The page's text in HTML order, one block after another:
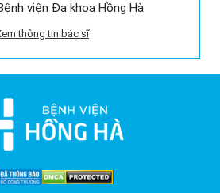
viện Đa khoa Hồng Hà
thông tin bác sĩ